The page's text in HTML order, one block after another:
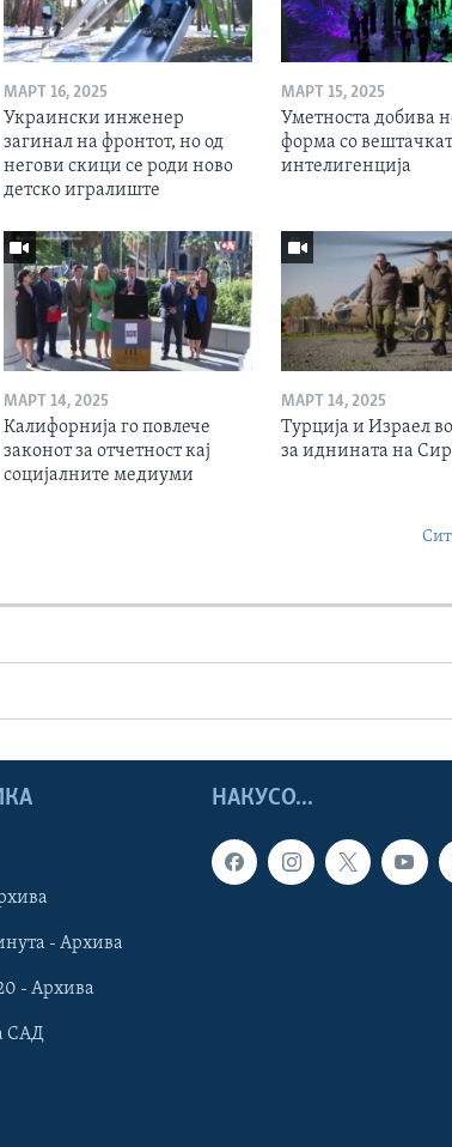
МАРТ 16, 2025
Украински инженер
загинал на фронтот, но од
негови скици се роди ново
детско игралиште
МАРТ 15, 2025
Уметноста добива
форма со
интелигенција
МАРТ 14, 2025
Калифорнија го повлече
законот за отчетност кај
социјалните медиуми
МАРТ 14, 2025
Турција и Израел
за иднината на
НАКУСО...
- Архива
- Архива
САД